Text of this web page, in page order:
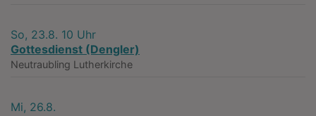
So, 23.8. 10 Uhr
Gottesdienst (Dengler)
Neutraubling Lutherkirche
Mi, 26.8.